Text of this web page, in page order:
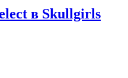
в Skullgirls